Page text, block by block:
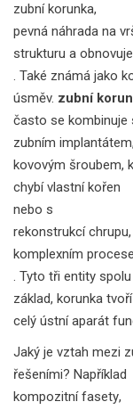
zubní korunka,
pevná náhrada na
strukturu a
. Také známá jako
úsměv. zubní
často se kombinuje
zubním implantátem,
kovovým šroubem,
chybí vlastní kořen
nebo s
rekonstrukcí chrupu,
komplexním
. Tyto tři entity
základ, korunka
celý ústní aparát
Jaký je vztah mezi
řešeními? Například
kompozitní fasety,